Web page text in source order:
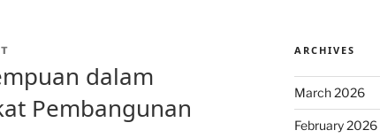
dalam
Pembangunan
ARCHIVES
March 2026
February 2026